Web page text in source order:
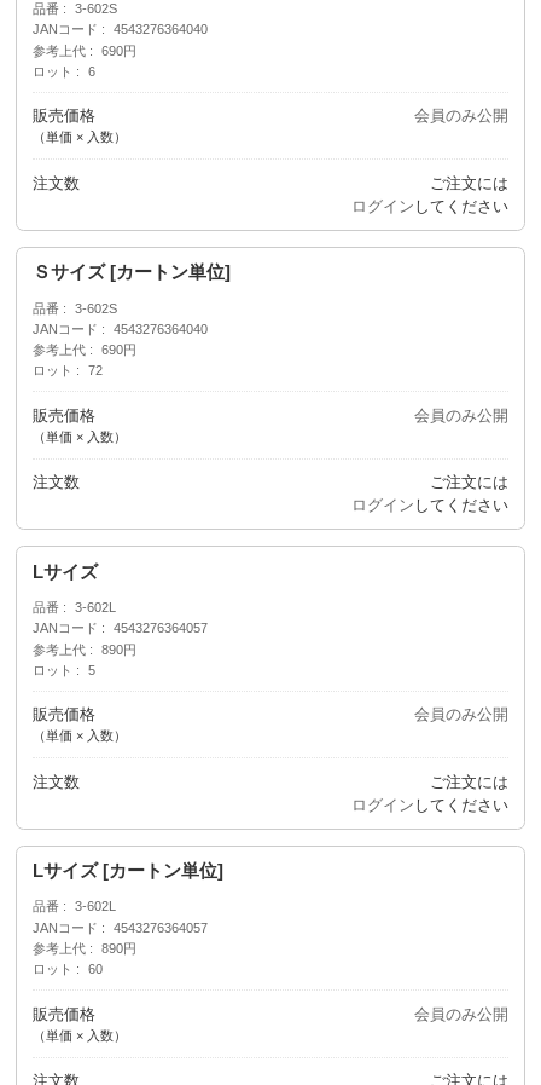
品番
3-602S
JANコード
4543276364040
参考上代
690円
ロット
6
販売価格
（単価 × 入数）
会員のみ公開
注文数
ご注文には
ログイン してください
Ｓサイズ [カートン単位]
品番
3-602S
JANコード
4543276364040
参考上代
690円
ロット
72
販売価格
（単価 × 入数）
会員のみ公開
注文数
ご注文には
ログイン してください
Lサイズ
品番
3-602L
JANコード
4543276364057
参考上代
890円
ロット
5
販売価格
（単価 × 入数）
会員のみ公開
注文数
ご注文には
ログイン してください
Lサイズ [カートン単位]
品番
3-602L
JANコード
4543276364057
参考上代
890円
ロット
60
販売価格
（単価 × 入数）
会員のみ公開
注文数 ご注文には